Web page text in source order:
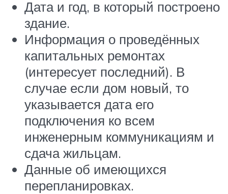
Дата и год, в который построено
здание.
Информация о проведённых
капитальных ремонтах
(интересует последний). В
случае если дом новый, то
указывается дата его
подключения ко всем
инженерным коммуникациям и
сдача жильцам.
Данные об имеющихся
перепланировках.